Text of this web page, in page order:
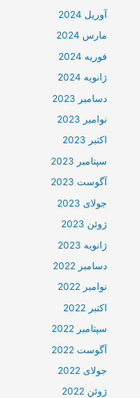
آوریل 2024
مارس 2024
فوریه 2024
ژانویه 2024
دسامبر 2023
نوامبر 2023
اکتبر 2023
سپتامبر 2023
آگوست 2023
جولای 2023
ژوئن 2023
ژانویه 2023
دسامبر 2022
نوامبر 2022
اکتبر 2022
سپتامبر 2022
آگوست 2022
جولای 2022
ژوئن 2022